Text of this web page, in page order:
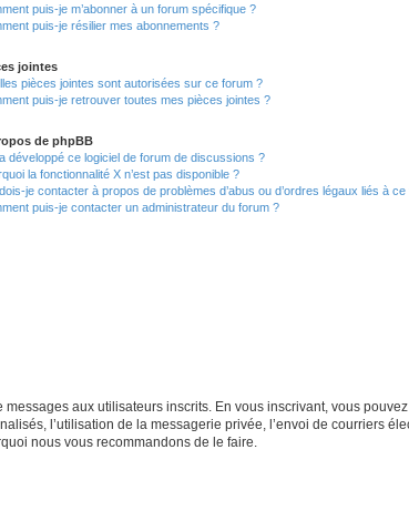
puis-je m’abonner à un forum spécifique ?
puis-je résilier mes abonnements ?
jointes
pièces jointes sont autorisées sur ce forum ?
puis-je retrouver toutes mes pièces jointes ?
de phpBB
développé ce logiciel de forum de discussions ?
la fonctionnalité X n’est pas disponible ?
je contacter à propos de problèmes d’abus ou d’ordres légaux liés à ce
puis-je contacter un administrateur du forum ?
aux utilisateurs inscrits. En vous inscrivant, vous
l’utilisation de la messagerie privée, l’envoi de courriers
nous vous recommandons de le faire.